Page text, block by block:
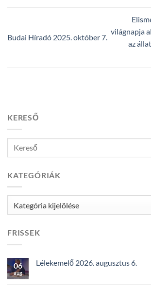
Budai Híradó 2025. október 7.
világnapja
az
KERESŐ
KATEGÓRIÁK
FRISSEK
06
aug
Lélekemelő 2026. augusztus 6.